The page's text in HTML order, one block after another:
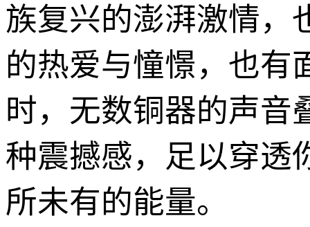
族复兴的澎湃激情，
的热爱与憧憬，也有
时，无数铜器的声音
种震撼感，足以穿透
所未有的能量。